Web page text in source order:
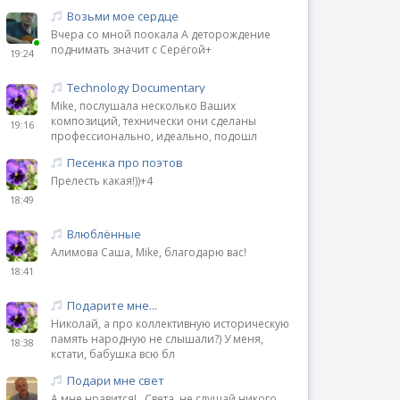
19:24
Возьми мое сердце
Вчера со мной поокала А деторождение
поднимать значит с Серёгой+
19:16
Technology Documentary
Mike, послушала несколько Ваших
композиций, технически они сделаны
профессионально, идеально, подошл
18:49
Песенка про поэтов
Прелесть какая!))+4
18:41
Влюблённые
Алимова Саша, Mike, благодарю вас!
18:38
Подарите мне...
Николай, а про коллективную историческую
память народную не слышали?) У меня,
кстати, бабушка всю бл
Подари мне свет